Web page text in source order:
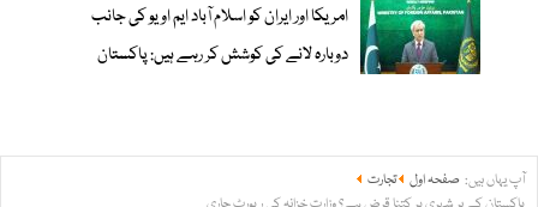
امریکا اور ایران کو اسلام آباد ایم او یو کی جانب
دوبارہ لانے کی کوشش کر رہے ہیں: پاکستان
آپ یہاں ہیں: صفحہ اول
تجارت